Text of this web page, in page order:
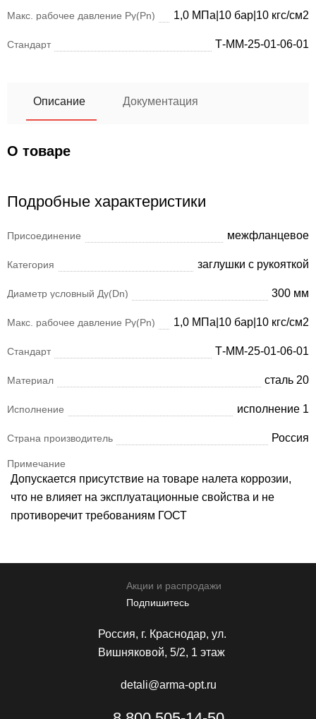
Макс. рабочее давление Ру(Pn) 1,0 МПа|10 бар|10 кгс/см2
Стандарт Т-ММ-25-01-06-01
Описание Документация
О товаре
Подробные характеристики
Присоединение межфланцевое
Категория заглушки с рукояткой
Диаметр условный Ду(Dn) 300 мм
Макс. рабочее давление Ру(Pn) 1,0 МПа|10 бар|10 кгс/см2
Стандарт Т-ММ-25-01-06-01
Материал сталь 20
Исполнение исполнение 1
Страна производитель Россия
Примечание
Допускается присутствие на товаре налета коррозии,
что не влияет на эксплуатационные свойства и не
противоречит требованиям ГОСТ
Акции и распродажи
Подпишитесь
Россия, г. Краснодар, ул.
Вишняковой, 5/2, 1 этаж
detali@arma-opt.ru